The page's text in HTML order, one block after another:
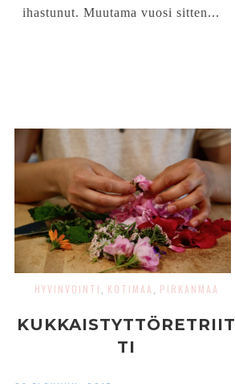
ihastunut. Muutama vuosi sitten...
HYVINVOINTI KOTIMAA PIRKANMAA
KUKKAISTYTTÖRETRIIT
TI